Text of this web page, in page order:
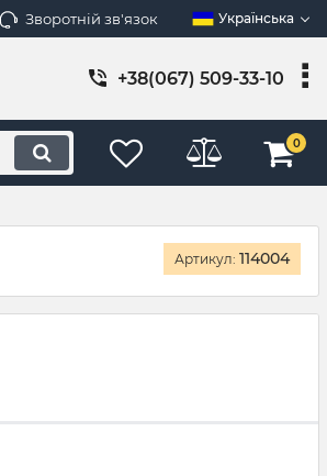
Зворотній зв'язок Українська
+38(067) 509-33-10
0
Артикул: 114004